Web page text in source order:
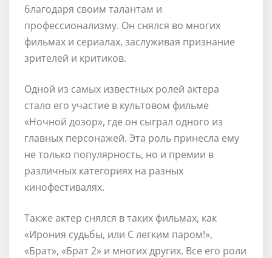
благодаря своим талантам и
профессионализму. Он снялся во многих
фильмах и сериалах, заслуживая признание
зрителей и критиков.
Одной из самых известных ролей актера
стало его участие в культовом фильме
«Ночной дозор», где он сыграл одного из
главных персонажей. Эта роль принесла ему
не только популярность, но и премии в
различных категориях на разных
кинофестивалях.
Также актер снялся в таких фильмах, как
«Ирония судьбы, или С легким паром!»,
«Брат», «Брат 2» и многих других. Все его роли